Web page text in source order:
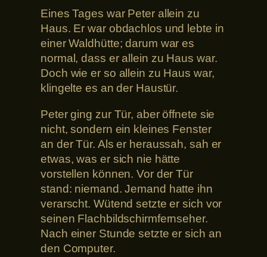
Eines Tages war Peter allein zu
Haus. Er war obdachlos und lebte in
einer Waldhütte; darum war es
normal, dass er allein zu Haus war.
Doch wie er so allein zu Haus war,
klingelte es an der Haustür.
Peter ging zur Tür, aber öffnete sie
nicht, sondern ein kleines Fenster
an der Tür. Als er heraussah, sah er
etwas, was er sich nie hätte
vorstellen können. Vor der Tür
stand: niemand. Jemand hatte ihn
verarscht. Wütend setzte er sich vor
seinen Flachbildschirmfernseher.
Nach einer Stunde setzte er sich an
den Computer.